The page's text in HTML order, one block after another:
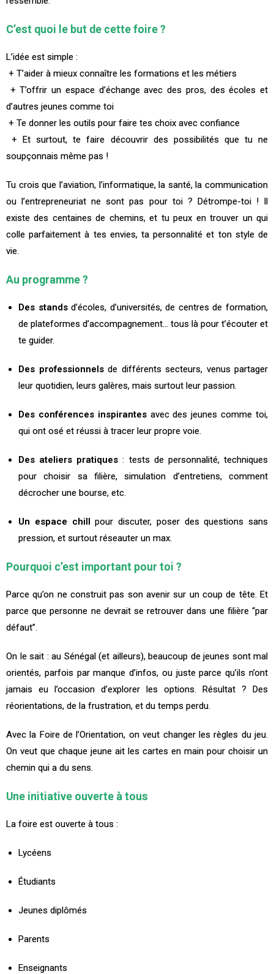
C’est quoi le but de cette foire ?
L’idée est simple :
+ T’aider à mieux connaître les formations et les métiers
+ T’offrir un espace d’échange avec des pros, des écoles et
d’autres jeunes comme toi
+ Te donner les outils pour faire tes choix avec confiance
+ Et surtout, te faire découvrir des possibilités que tu ne
soupçonnais même pas !
Tu crois que l’aviation, l’informatique, la santé, la communication
ou l’entrepreneuriat ne sont pas pour toi ? Détrompe-toi ! Il
existe des centaines de chemins, et tu peux en trouver un qui
colle parfaitement à tes envies, ta personnalité et ton style de
vie.
Au programme ?
Des standsd’écoles, d’universités, de centres de formation,
de plateformes d’accompagnement… tous là pour t’écouter et
te guider.
Des professionnelsde différents secteurs, venus partager
leur quotidien, leurs galères, mais surtout leur passion.
Des conférences inspirantesavec des jeunes comme toi,
qui ont osé et réussi à tracer leur propre voie.
Des ateliers pratiques : tests de personnalité, techniques
pour choisir sa filière, simulation d’entretiens, comment
décrocher une bourse, etc.
Un espace chill pour discuter, poser des questions sans
pression, et surtout réseauter un max.
Pourquoi c’est important pour toi ?
Parce qu’on ne construit pas son avenir sur un coup de tête. Et
parce que personne ne devrait se retrouver dans une filière “par
défaut”.
On le sait : au Sénégal (et ailleurs), beaucoup de jeunes sont mal
orientés, parfois par manque d’infos, ou juste parce qu’ils n’ont
jamais eu l’occasion d’explorer les options. Résultat ? Des
réorientations, de la frustration, et du temps perdu.
Avec la Foire de l’Orientation, on veut changer les règles du jeu.
On veut que chaque jeune ait les cartes en main pour choisir un
chemin qui a du sens.
Une initiative ouverte à tous
La foire est ouverte à tous :
Lycéens
Étudiants
Jeunes diplômés
Parents
Enseignants